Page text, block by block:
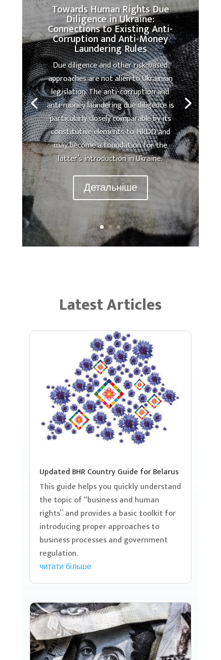
Towards Human Rights Due
Diligence in Ukraine:
Connections to Existing Anti-
Corruption and Anti-Money
Laundering Rules
Due diligence and other risk-based
approaches are not alien to Ukrainian
legislation. The anti-corruption and
anti-money laundering due diligence is
particularly closely comparable by its
constitutive elements to HRDD and
may become a foundation for the
latter’s introduction in Ukraine.
Детальніше
Latest Articles
Updated BHR Country Guide for Belarus
This guide helps you quickly understand
the topic of “business and human
rights” and provides a basic toolkit for
introducing proper approaches to
business processes and government
regulation.
читати більше